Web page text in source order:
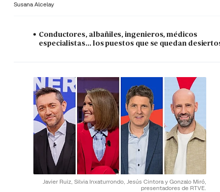
Susana Alcelay
Conductores, albañiles, ingenieros, médicos
especialistas... los puestos que se quedan
Javier Ruiz, Silvia Inxaturrondo, Jesús Cintora y Gonzalo Miró,
presentadores de RTVE.